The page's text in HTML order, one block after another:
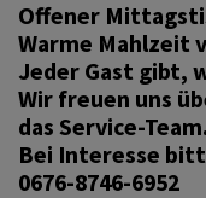
GLAUBE
Offener
Warme Mahlzeit
Jeder Gast gibt,
Wir freuen uns
das Service-Team.
Bei Interesse
0676-8746-6952